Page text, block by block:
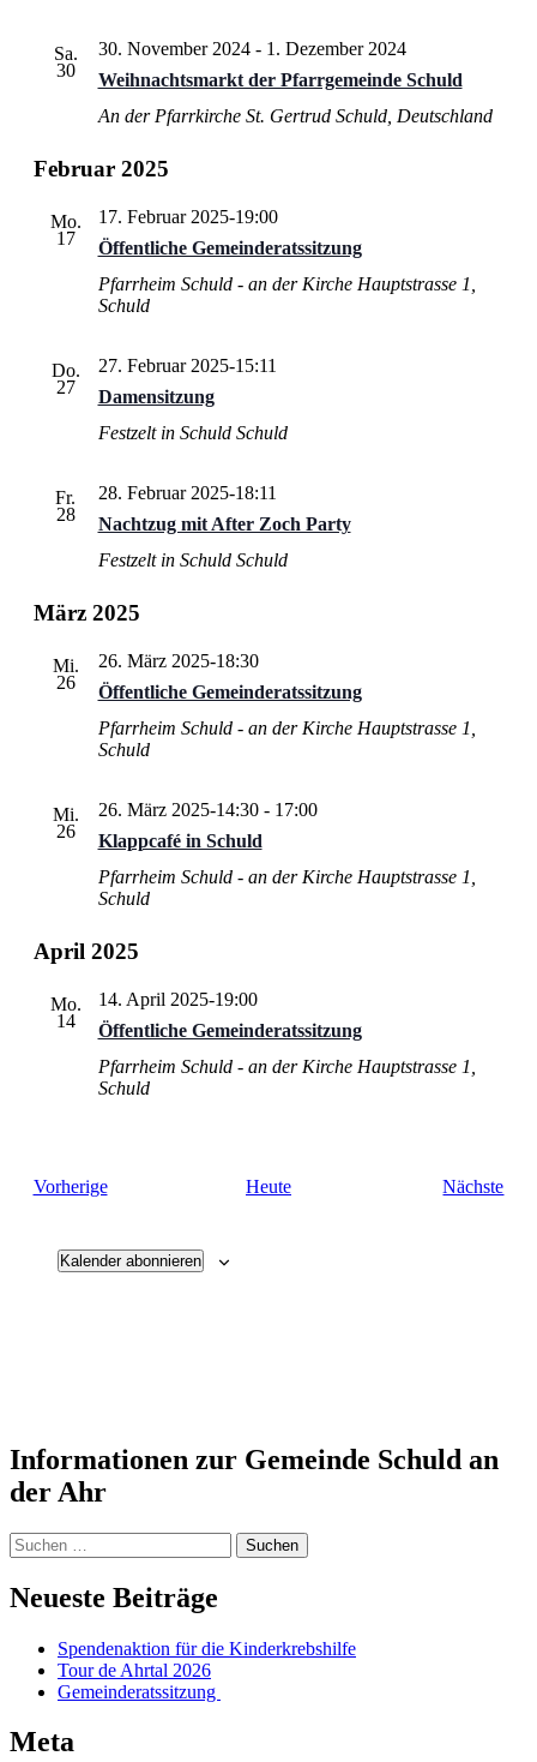
Sa.
30
Weihnachtsmarkt der Pfarrgemeinde Schuld
30. November 2024- 1. Dezember 2024
An der Pfarrkirche St. Gertrud Schuld, Deutschland
Februar 2025
Mo.
17
Öffentliche Gemeinderatssitzung
17. Februar 2025-19:00
Pfarrheim Schuld - an der Kirche Hauptstrasse 1,
Schuld
Do.
27
Damensitzung
27. Februar 2025-15:11
Festzelt in Schuld Schuld
Fr.
28
Nachtzug mit After Zoch Party
28. Februar 2025-18:11
Festzelt in Schuld Schuld
März 2025
Mi.
26
Öffentliche Gemeinderatssitzung
26. März 2025-18:30
Pfarrheim Schuld - an der Kirche Hauptstrasse 1,
Schuld
Mi.
26
Klappcafé in Schuld
26. März 2025-14:30- 17:00
Pfarrheim Schuld - an der Kirche Hauptstrasse 1,
Schuld
April 2025
Mo.
14
Öffentliche Gemeinderatssitzung
14. April 2025-19:00
Pfarrheim Schuld - an der Kirche Hauptstrasse 1,
Schuld
VorherigeVeranstaltungen Heute Nächste
Kalender abonnieren
Informationen zur Gemeinde Schuld an
der Ahr
Suchen
nach:
Neueste Beiträge
Spendenaktion für die Kinderkrebshilfe
Tour de Ahrtal 2026
Gemeinderatssitzung
Meta